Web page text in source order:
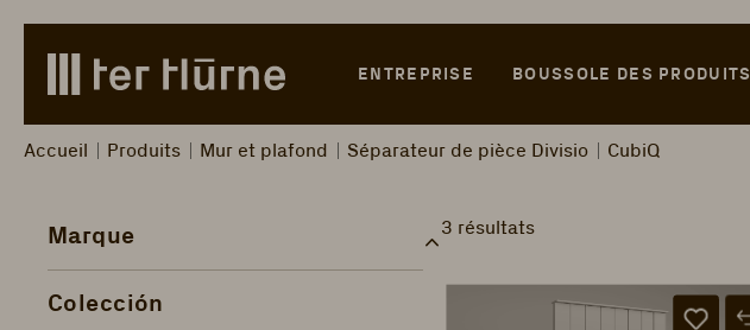
to main content
Skip to search
Skip to main navigation
ENTREPRISE BOUSSOLE DES PRODUITS
Accueil Produits Mur et plafond Séparateur de pièce Divisio CubiQ
Marque
Colección
3 résultats